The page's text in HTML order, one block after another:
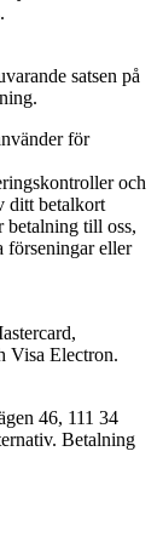
satsen på
för
och
ditt betalkort
betalning till oss,
förseningar eller
Visa Electron.
46, 111 34
Betalning